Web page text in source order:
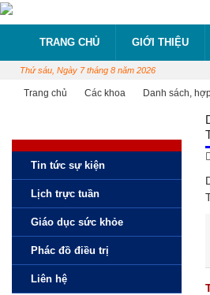
TRANG CHỦ GIỚI THIỆU
Thứ sáu, Ngày 7 tháng 8 năm 2026
Trang chủ Các khoa Danh sách,
Tin tức sự kiện
Lịch trực tuần
Giáo dục sức khỏe
Phác đồ điều trị
Liên hệ